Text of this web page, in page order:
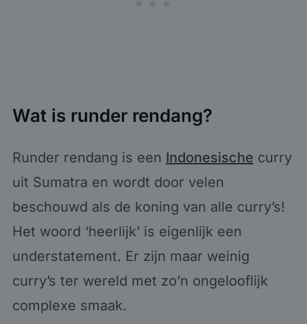
Wat is runder rendang?
Runder rendang is een Indonesische curry
uit Sumatra en wordt door velen
beschouwd als de koning van alle curry’s!
Het woord ‘heerlijk’ is eigenlijk een
understatement. Er zijn maar weinig
curry’s ter wereld met zo’n ongelooflijk
complexe smaak.